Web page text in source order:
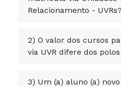
Relacionamento -
2) O valor dos cursos
via UVR difere dos polos
3) Um (a) aluno (a)